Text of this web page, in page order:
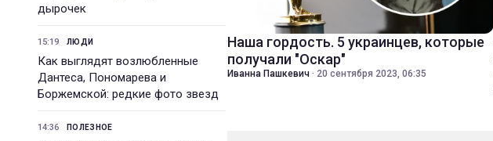
дырочек
15:19 ЛЮДИ
Как выглядят возлюбленные
Дантеса, Пономарева и
Боржемской: редкие фото звезд
14:36 ПОЛЕЗНОЕ
Наша гордость. 5 украинцев, которые
получали "Оскар"
Иванна Пашкевич · 20 сентября 2023, 06:35